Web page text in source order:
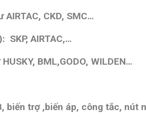
CKD, SMC…
SKP, AIRTAC,…
BML,GODO, WILDEN…
biến trợ ,biến áp, công tắc, nút